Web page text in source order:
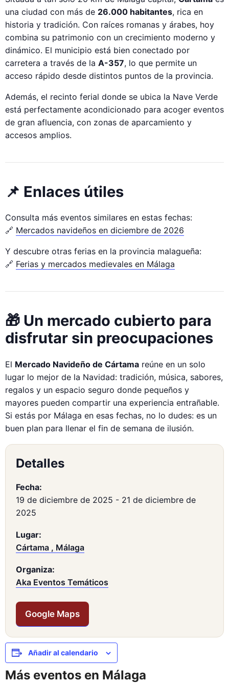
una ciudad con más de 26.000 habitantes, rica en
historia y tradición. Con raíces romanas y árabes, hoy
combina su patrimonio con un crecimiento moderno y
dinámico. El municipio está bien conectado por
carretera a través de la A-357, lo que permite un
acceso rápido desde distintos puntos de la provincia.
Además, el recinto ferial donde se ubica la Nave Verde
está perfectamente acondicionado para acoger eventos
de gran afluencia, con zonas de aparcamiento y
accesos amplios.
📌 Enlaces útiles
Consulta más eventos similares en estas fechas:
🔗 Mercados navideños en diciembre de 2026
Y descubre otras ferias en la provincia malagueña:
🔗 Ferias y mercados medievales en Málaga
🎁 Un mercado cubierto para
disfrutar sin preocupaciones
El Mercado Navideño de Cártama reúne en un solo
lugar lo mejor de la Navidad: tradición, música, sabores,
regalos y un espacio seguro donde pequeños y
mayores pueden compartir una experiencia entrañable.
Si estás por Málaga en esas fechas, no lo dudes: es un
buen plan para llenar el fin de semana de ilusión.
Detalles
Fecha:
19 de diciembre de 2025 - 21 de diciembre de
2025
Lugar:
Cártama , Málaga
Organiza:
Aka Eventos Temáticos
Google Maps
Añadir al calendario
Más eventos en Málaga